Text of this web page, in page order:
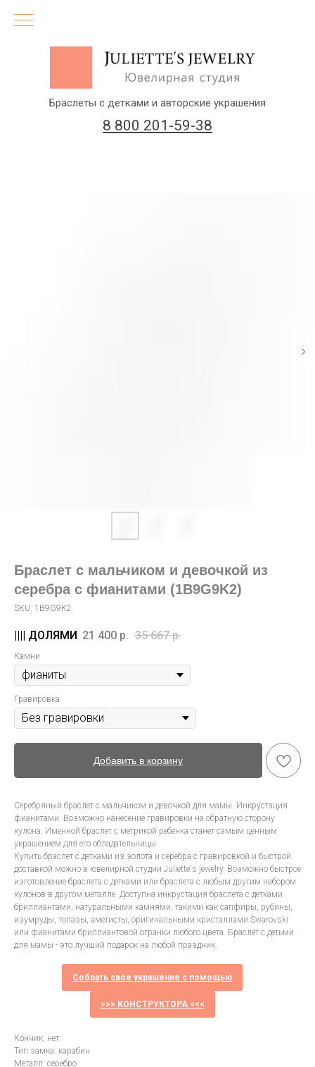
8 800 201-59-38
Браслеты с детками и авторские украшения
Браслет с мальчиком и девочкой из
серебра с фианитами (1B9G9K2)
SKU: 1B9G9K2
21 400 р. 35 667 р.
Камни
Гравировка
Добавить в корзину
Серебряный браслет с мальчиком и девочкой для мамы. Инкрустация
фианитами. Возможно нанесение гравировки на обратную сторону
кулона. Именной браслет с метрикой ребенка станет самым ценным
украшением для его обладательницы.
Купить браслет с детками из золота и серебра с гравировкой и быстрой
доставкой можно в ювелирной студии Juliette's jewelry. Возможно быстрое
изготовление браслета с детками или браслета с любым другим набором
кулонов в другом металле. Доступна инкрустация браслета с детками
бриллиантами, натуральными камнями, такими как сапфиры, рубины,
изумруды, топазы, аметисты, оригинальными кристаллами Swarovski
или фианитами бриллиантовой огранки любого цвета. Браслет с детьми
для мамы - это лучший подарок на любой праздник.
Собрать свое украшение с помощью
>>> КОНСТРУКТОРА <<<
Кончик: нет
Тип замка: карабин
Металл: серебро